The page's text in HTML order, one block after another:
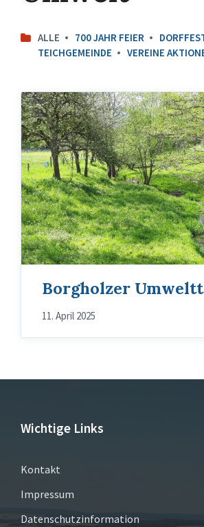
ALLE 700 JAHR FEIER
TEICHGEMEINDE
VEREINE
Borgholzer
11. April 2025
Wichtige Links
Kontakt
Impressum
Datenschutzinformation